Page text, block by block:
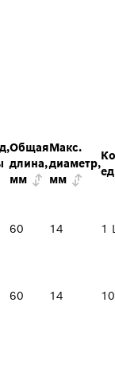
Общая
длина,
мм
Макс.
диаметр,
мм
60 14 1
60 14